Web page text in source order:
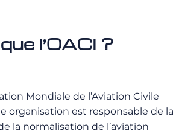
l’OACI ?
Mondiale de l’Aviation Civile
organisation est responsable de la
la normalisation de l’aviation